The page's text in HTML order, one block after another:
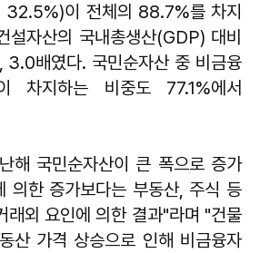
32.5%)이 전체의 88.7%를 차지
설자산의 국내총생산(GDP) 대비
3.0배였다. 국민순자산 중 비금융
차지하는 비중도 77.1%에서
해 국민순자산이 큰 폭으로 증가
의한 증가보다는 부동산, 주식 등
래외 요인에 의한 결과"라며 "건물
산 가격 상승으로 인해 비금융자